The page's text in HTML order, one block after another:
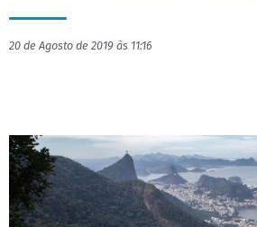
20 de Agosto de 2019 às 11:16